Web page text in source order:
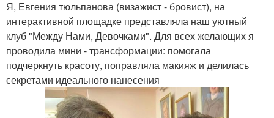
Я, Евгения тюльпанова (визажист - бровист), на
интерактивной площадке представляла наш уютный
клуб "Между Нами, Девочками". Для всех желающих я
проводила мини - трансформации: помогала
подчеркнуть красоту, поправляла макияж и делилась
секретами идеального нанесения